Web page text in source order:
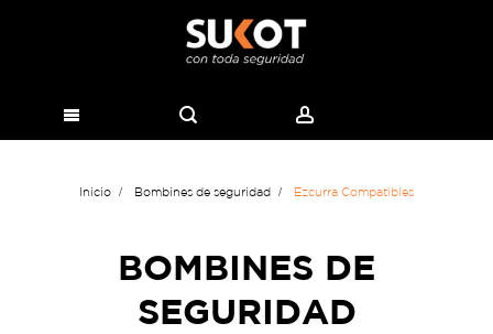
Inicio Bombines de seguridad Ezcurra Compatibles
BOMBINES DE
SEGURIDAD